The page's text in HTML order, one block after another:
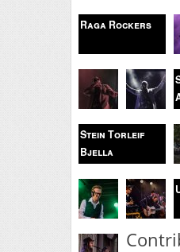
Raga Rockers
Stein Torleif
Bjella